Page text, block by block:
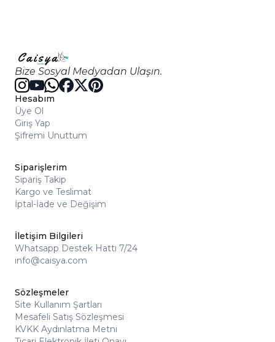
Bize Sosyal Medyadan Ulaşın.
Hesabım
Üye Ol
Giriş Yap
Şifremi Unuttum
Siparişlerim
Sipariş Takip
Kargo ve Teslimat
İptal-İade ve Değişim
İletişim Bilgileri
Whatsapp Destek Hattı 7/24
info@caisya.com
Sözleşmeler
Site Kullanım Şartları
Mesafeli Satış Sözleşmesi
KVKK Aydınlatma Metni